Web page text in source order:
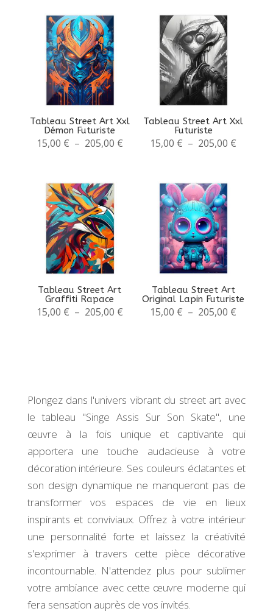
Tableau Street Art Xxl
Démon Futuriste
15,00 € – 205,00 €Plage
Tableau Street Art Xxl
Futuriste
15,00 € – 205,00 €
Tableau Street Art
Graffiti Rapace
15,00 € – 205,00 €Plage
Tableau Street Art
Original Lapin Futuriste
15,00 € – 205,00 €
Plongez dans l'univers vibrant du street art avec
le tableau "Singe Assis Sur Son Skate", une
œuvre à la fois unique et captivante qui
apportera une touche audacieuse à votre
décoration intérieure. Ses couleurs éclatantes et
son design dynamique ne manqueront pas de
transformer vos espaces de vie en lieux
inspirants et conviviaux. Offrez à votre intérieur
une personnalité forte et laissez la créativité
s'exprimer à travers cette pièce décorative
incontournable. N'attendez plus pour sublimer
votre ambiance avec cette œuvre moderne qui
fera sensation auprès de vos invités.